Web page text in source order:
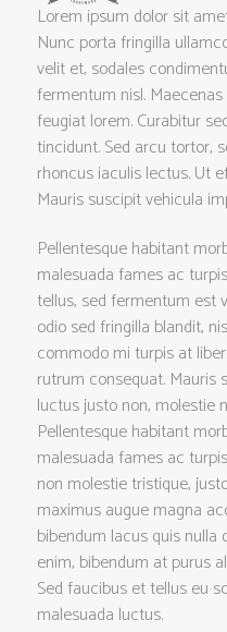
Lorem ipsum dolor sit
Nunc porta fringilla
velit et, sodales
fermentum nisl.
feugiat lorem. Curabitur
tincidunt. Sed arcu tortor,
rhoncus iaculis lectus. Ut
Mauris suscipit vehicula
Pellentesque habitant
malesuada fames ac
tellus, sed fermentum est
odio sed fringilla blandit,
commodo mi turpis at
rutrum consequat. Mauris
luctus justo non, molestie
Pellentesque habitant
malesuada fames ac
non molestie tristique,
maximus augue magna
bibendum lacus quis nulla
enim, bibendum at purus
Sed faucibus et tellus eu
malesuada luctus.